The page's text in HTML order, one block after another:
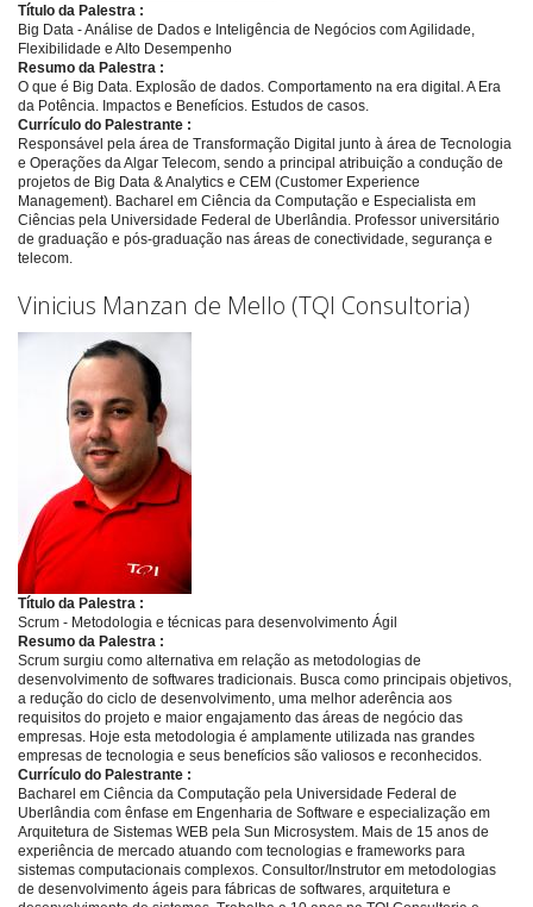
Título da Palestra :
Big Data - Análise de Dados e Inteligência de Negócios com Agilidade,
Flexibilidade e Alto Desempenho
Resumo da Palestra :
O que é Big Data. Explosão de dados. Comportamento na era digital. A Era
da Potência. Impactos e Benefícios. Estudos de casos.
Currículo do Palestrante :
Responsável pela área de Transformação Digital junto à área de Tecnologia
e Operações da Algar Telecom, sendo a principal atribuição a condução de
projetos de Big Data & Analytics e CEM (Customer Experience
Management). Bacharel em Ciência da Computação e Especialista em
Ciências pela Universidade Federal de Uberlândia. Professor universitário
de graduação e pós-graduação nas áreas de conectividade, segurança e
telecom.
Vinicius Manzan de Mello (TQI Consultoria)
Título da Palestra :
Scrum - Metodologia e técnicas para desenvolvimento Ágil
Resumo da Palestra :
Scrum surgiu como alternativa em relação as metodologias de
desenvolvimento de softwares tradicionais. Busca como principais objetivos,
a redução do ciclo de desenvolvimento, uma melhor aderência aos
requisitos do projeto e maior engajamento das áreas de negócio das
empresas. Hoje esta metodologia é amplamente utilizada nas grandes
empresas de tecnologia e seus benefícios são valiosos e reconhecidos.
Currículo do Palestrante :
Bacharel em Ciência da Computação pela Universidade Federal de
Uberlândia com ênfase em Engenharia de Software e especialização em
Arquitetura de Sistemas WEB pela Sun Microsystem. Mais de 15 anos de
experiência de mercado atuando com tecnologias e frameworks para
sistemas computacionais complexos. Consultor/Instrutor em metodologias
de desenvolvimento ágeis para fábricas de softwares, arquitetura e